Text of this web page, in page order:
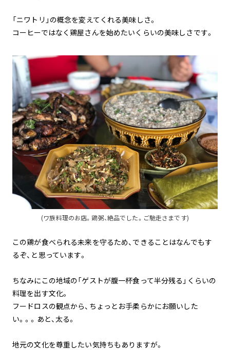
「ニワトリ」の概念を変えてくれる美味しさ。
コーヒーではなく鶏屋さんを始めたいくらいの美味しさです。
(ワ族料理のお店。鶏粥、絶品でした。ご馳走さまです)
この鶏が食べられる未来を守るため、できることはなんでもす
るぞ、と思っています。
ちなみにこの地域の「ゲストが腹一杯食って半分残る」くらいの
料理を出す文化。
フードロスの観点から、ちょっとお手柔らかにお願いした
い。。。あと、太る。
地元の文化を尊重したい気持ちもありますが。